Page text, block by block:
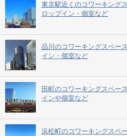
東京駅近くのコワーキング
ロップイン・個室など
品川のコワーキングスペー
イン・個室など
田町のコワーキングスペー
インや個室など
浜松町のコワーキングスペ